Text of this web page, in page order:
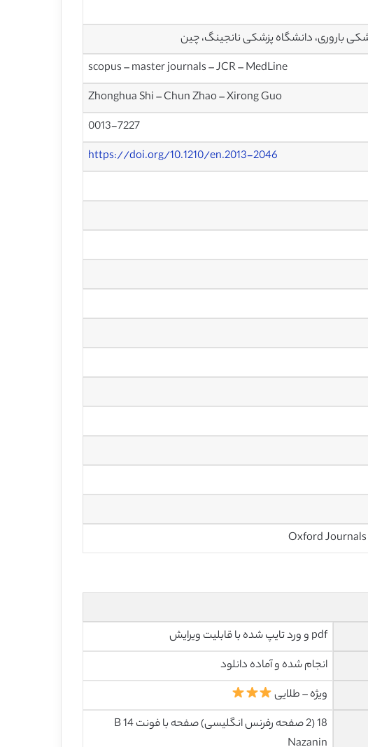
scopus – master journals – JCR – MedLine
Zhonghua Shi – Chun Zhao – Xirong Guo
0013-7227
https://doi.org/10.1210/en.2013-2046
pdf و ورد تایپ شده با قابلیت ویرایش
انجام شده و آماده دانلود
ویژه – طلایی
18 (2 صفحه رفرنس انگلیسی) صفحه با فونت 14 B